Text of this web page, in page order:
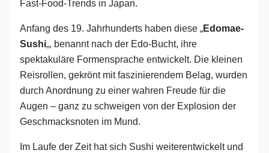
Fast-Food-Trends in Japan.
Anfang des 19. Jahrhunderts haben diese „Edomae-
Sushi„, benannt nach der Edo-Bucht, ihre
spektakuläre Formensprache entwickelt. Die kleinen
Reisrollen, gekrönt mit faszinierendem Belag, wurden
durch Anordnung zu einer wahren Freude für die
Augen – ganz zu schweigen von der Explosion der
Geschmacksnoten im Mund.
Im Laufe der Zeit hat sich Sushi weiterentwickelt und